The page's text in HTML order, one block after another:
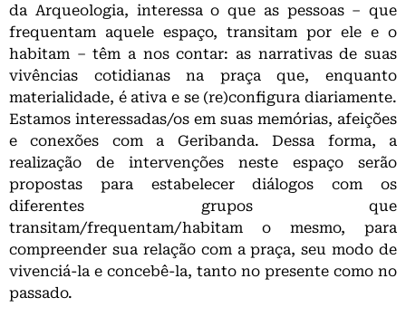
da Arqueologia, interessa o que as pessoas – que
frequentam aquele espaço, transitam por ele e o
habitam – têm a nos contar: as narrativas de suas
vivências cotidianas na praça que, enquanto
materialidade, é ativa e se (re)configura diariamente.
Estamos interessadas/os em suas memórias, afeições
e conexões com a Geribanda. Dessa forma, a
realização de intervenções neste espaço serão
propostas para estabelecer diálogos com os
diferentes grupos que
transitam/frequentam/habitam o mesmo, para
compreender sua relação com a praça, seu modo de
vivenciá-la e concebê-la, tanto no presente como no
passado.